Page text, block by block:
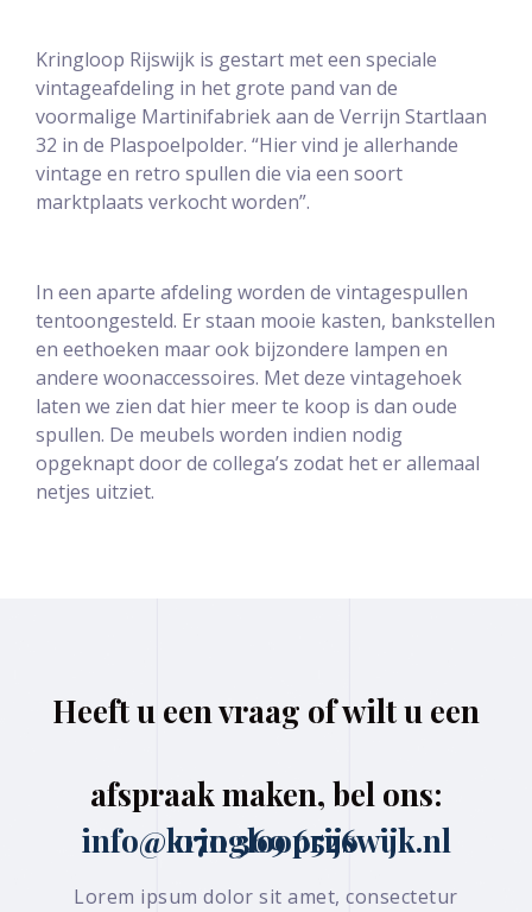
Kringloop Rijswijk is gestart met een speciale
vintageafdeling in het grote pand van de
voormalige Martinifabriek aan de Verrijn Startlaan
32 in de Plaspoelpolder. “Hier vind je allerhande
vintage en retro spullen die via een soort
marktplaats verkocht worden”.
In een aparte afdeling worden de vintagespullen
tentoongesteld. Er staan mooie kasten, bankstellen
en eethoeken maar ook bijzondere lampen en
andere woonaccessoires. Met deze vintagehoek
laten we zien dat hier meer te koop is dan oude
spullen. De meubels worden indien nodig
opgeknapt door de collega’s zodat het er allemaal
netjes uitziet.
Heeft u een vraag of wilt u een
afspraak maken, bel ons:
070 369 6526 info@kringlooprijswijk.nl
Lorem ipsum dolor sit amet, consectetur